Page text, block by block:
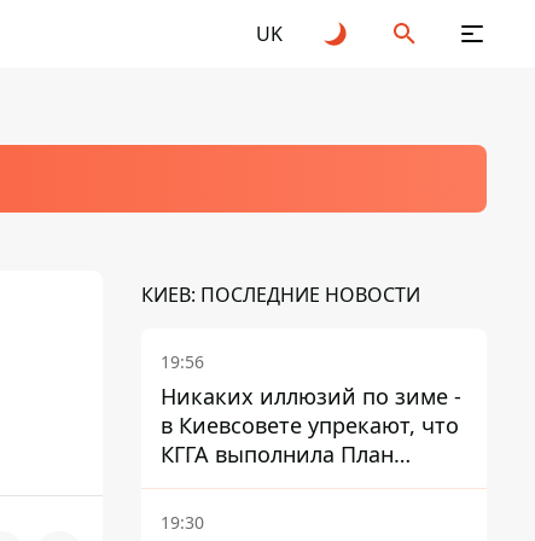
UK
КИЕВ: ПОСЛЕДНИЕ НОВОСТИ
19:56
Никаких иллюзий по зиме -
в Киевсовете упрекают, что
КГГА выполнила План
устойчивости на 20%
19:30